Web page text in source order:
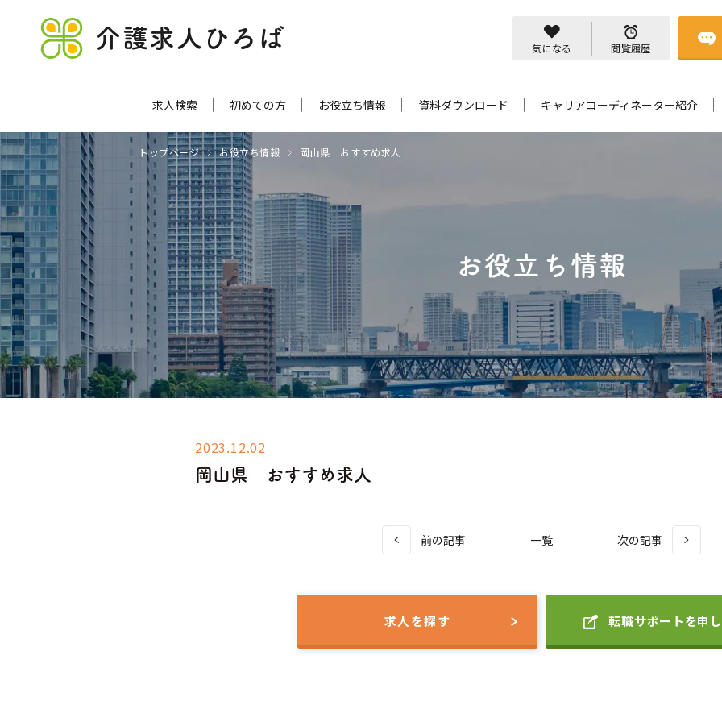
介護求人ひろば 気になる 閲覧履歴
求人検索 初めての方 お役立ち情報 資料ダウンロード キャリアコーディネーター紹介
トップページ お役立ち情報 岡山県 おすすめ求人
お役立ち情報
2023.12.02
岡山県 おすすめ求人
前の記事 一覧 次の記事
求人を探す 転職サポートを申